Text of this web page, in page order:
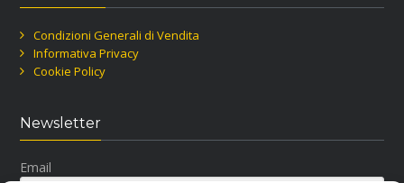
Condizioni Generali di Vendita
Informativa Privacy
Cookie Policy
Newsletter
Email